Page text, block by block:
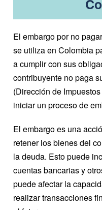
El embargo por no
se utiliza en Colombia
a cumplir con sus
contribuyente no paga
(Dirección de
iniciar un proceso de
El embargo es una
retener los bienes del
la deuda. Esto puede
cuentas bancarias y
puede afectar la
realizar transacciones